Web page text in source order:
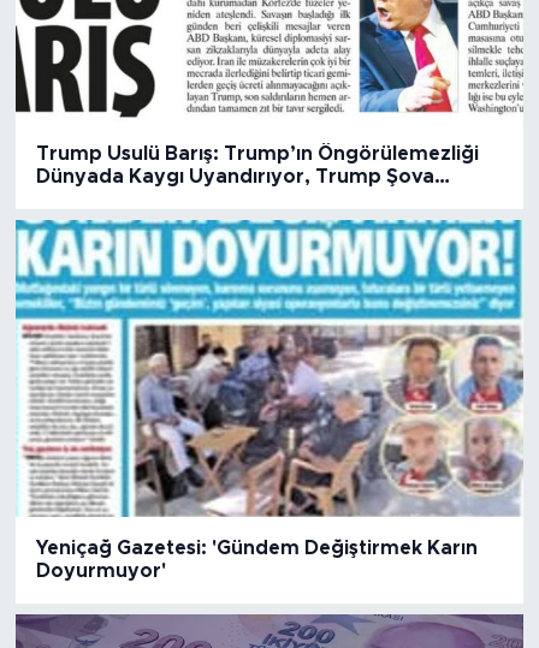
Trump Usulü Barış: Trump’ın Öngörülemezliği
Dünyada Kaygı Uyandırıyor, Trump Şova
Yeniçağ Gazetesi: 'Gündem Değiştirmek Karın
Doyurmuyor'